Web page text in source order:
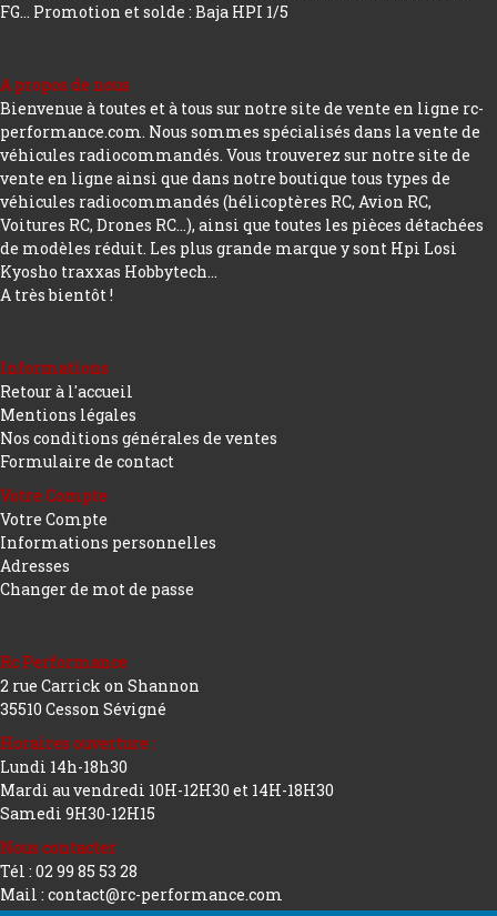
FG... Promotion et solde : Baja HPI 1/5
A propos de nous
Bienvenue à toutes et à tous sur notre site de vente en ligne rc-
performance.com. Nous sommes spécialisés dans la vente de
véhicules radiocommandés. Vous trouverez sur notre site de
vente en ligne ainsi que dans notre boutique tous types de
véhicules radiocommandés (hélicoptères RC, Avion RC,
Voitures RC, Drones RC…), ainsi que toutes les pièces détachées
de modèles réduit. Les plus grande marque y sont Hpi Losi
Kyosho traxxas Hobbytech...
A très bientôt !
Informations
Retour à l'accueil
Mentions légales
Nos conditions générales de ventes
Formulaire de contact
Votre Compte
Votre Compte
Informations personnelles
Adresses
Changer de mot de passe
Rc Performance
2 rue Carrick on Shannon
35510 Cesson Sévigné
Horaires ouverture :
Lundi 14h-18h30
Mardi au vendredi 10H-12H30 et 14H-18H30
Samedi 9H30-12H15
Nous contacter
Tél : 02 99 85 53 28
Mail : contact@rc-performance.com